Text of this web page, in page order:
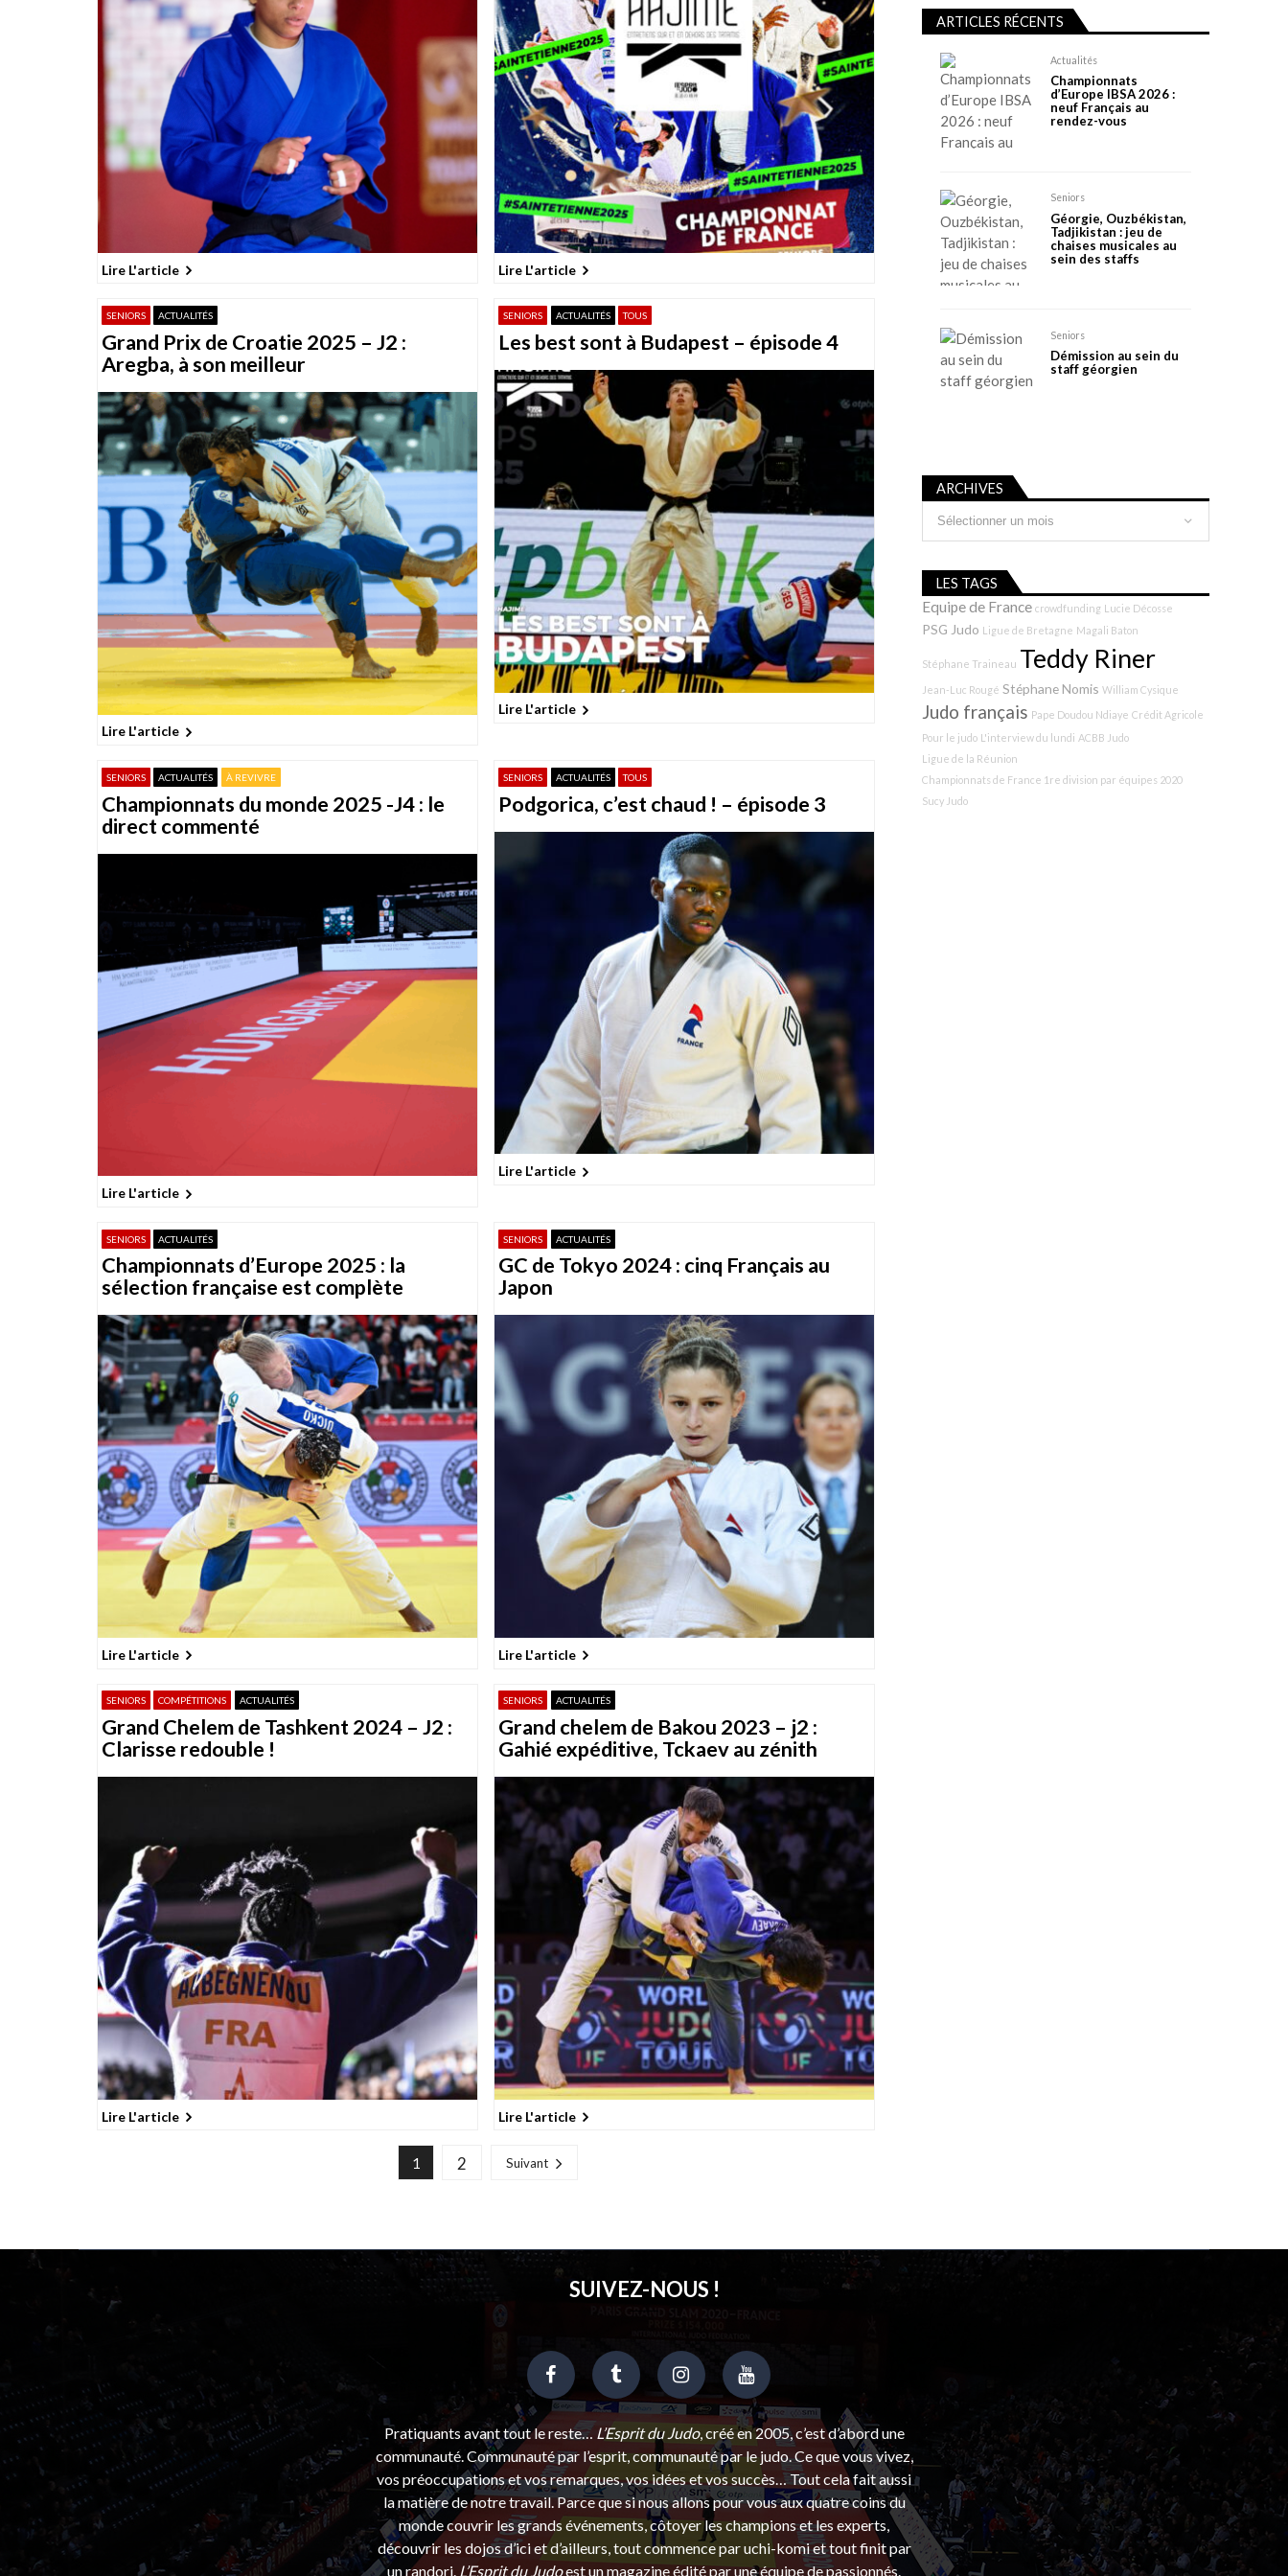
Lire L'article Lire L'article
SENIORS ACTUALITÉS
Grand Prix de Croatie 2025 – J2 :
Aregba, à son meilleur
Lire L'article
SENIORS ACTUALITÉS TOUS
Les best sont à Budapest – épisode 4
Lire L'article
SENIORS ACTUALITÉS À REVIVRE
Championnats du monde 2025 -J4 : le
direct commenté
Lire L'article
SENIORS ACTUALITÉS TOUS
Podgorica, c’est chaud ! – épisode 3
Lire L'article
SENIORS ACTUALITÉS
Championnats d’Europe 2025 : la
sélection française est complète
Lire L'article
SENIORS ACTUALITÉS
GC de Tokyo 2024 : cinq Français au
Japon
Lire L'article
SENIORS COMPÉTITIONS ACTUALITÉS
Grand Chelem de Tashkent 2024 – J2 :
Clarisse redouble !
Lire L'article
SENIORS ACTUALITÉS
Grand chelem de Bakou 2023 – j2 :
Gahié expéditive, Tckaev au zénith
Lire L'article
o
n
d
e
s
p
u
b
i
c
a
t
i
o
n
1 2 Suivant
ARTICLES RÉCENTS
Actualités
Championnats
d’Europe IBSA 2026 :
neuf Français au
rendez-vous
Seniors
Géorgie, Ouzbékistan,
Tadjikistan : jeu de
chaises musicales au
sein des staffs
Seniors
Démission au sein du
staff géorgien
ARCHIVES
LES TAGS
Equipe de France crowdfunding Lucie Décosse
PSG Judo Ligue de Bretagne Magali Baton
Stéphane Traineau Teddy Riner
Jean-Luc Rougé Stéphane Nomis William Cysique
Judo français Pape Doudou Ndiaye Crédit Agricole
Pour le judo L'interview du lundi ACBB Judo
Ligue de la Réunion
Championnats de France 1re division par équipes 2020
Sucy Judo
SUIVEZ-NOUS !
Pratiquants avant tout le reste… L’Esprit du Judo, créé en 2005, c’est d’abord une
communauté. Communauté par l’esprit, communauté par le judo. Ce que vous vivez,
vos préoccupations et vos remarques, vos idées et vos succès… Tout cela fait aussi
la matière de notre travail. Parce que si nous allons pour vous aux quatre coins du
monde couvrir les grands événements, côtoyer les champions et les experts,
découvrir les dojos d’ici et d’ailleurs, tout commence par uchi-komi et tout finit par
un randori. L’Esprit du Judoest un magazine édité par une équipe de passionnés.